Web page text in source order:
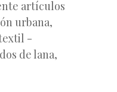
artículos
urbana,
-
de lana,